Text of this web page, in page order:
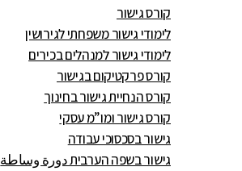
קורס גישור
לימודי גישור משפחתי לגירושין
לימודי גישור למנהלים בכירים
קורס פרקטיקום בגישור
קורס הנחיית גישור בחינוך
קורס גישור ומו”מ עסקי
גישור בסכסוכי עבודה
גישור בשפה הערבית دورة وساطة